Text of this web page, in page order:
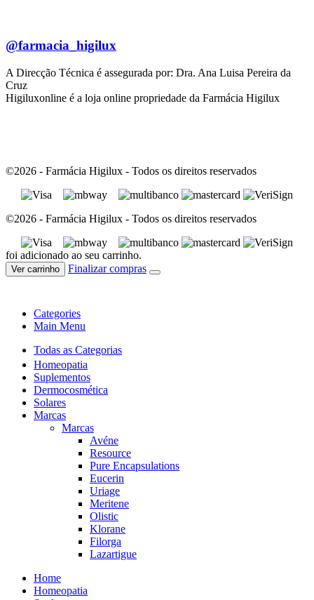
@farmacia_higilux
A Direcção Técnica é assegurada por: Dra. Ana Luisa Pereira da
Cruz
Higiluxonline é a loja online propriedade da Farmácia Higilux
©2026 - Farmácia Higilux - Todos os direitos reservados
©2026 - Farmácia Higilux - Todos os direitos reservados
foi adicionado ao seu carrinho.
Ver carrinho Finalizar compras
Categories
Main Menu
Todas as Categorias
Homeopatia
Suplementos
Dermocosmética
Solares
Marcas
Marcas
Avéne
Resource
Pure Encapsulations
Eucerin
Uriage
Meritene
Olistic
Klorane
Filorga
Lazartigue
Home
Homeopatia